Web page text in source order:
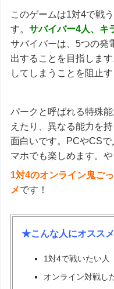
このゲームは1対4で戦
す。サバイバー4人、キ
サバイバーは、5つの発
出することを目指しま
してしまうことを阻止す
パークと呼ばれる特殊
えたり、異なる能力を
面白いです。PCやCS
マホでも楽しめます。
1対4のオンライン鬼ご
メです！
★こんな人にオススメ
1対4で戦いたい人
オンライン対戦し